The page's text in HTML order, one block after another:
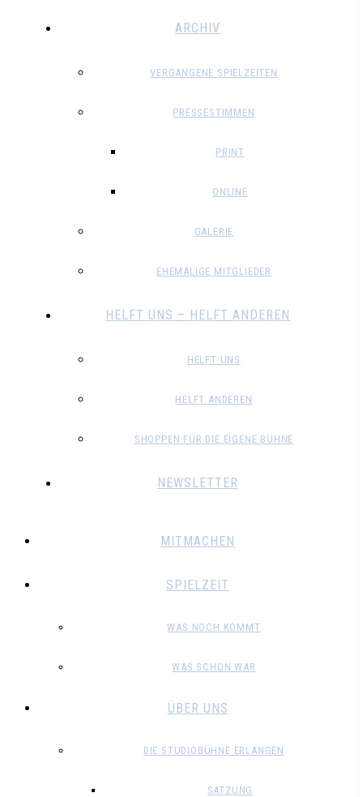
ARCHIV
VERGANGENE SPIELZEITEN
PRESSESTIMMEN
PRINT
ONLINE
GALERIE
EHEMALIGE MITGLIEDER
HELFT UNS – HELFT ANDEREN
HELFT UNS
HELFT ANDEREN
SHOPPEN FÜR DIE EIGENE BÜHNE
NEWSLETTER
MITMACHEN
SPIELZEIT
WAS NOCH KOMMT
WAS SCHON WAR
ÜBER UNS
DIE STUDIOBÜHNE ERLANGEN
SATZUNG